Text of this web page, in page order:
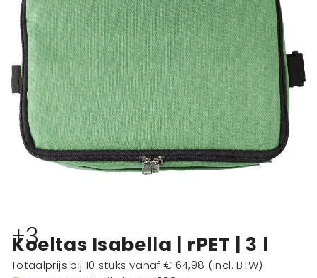
+3
Koeltas Isabella | rPET | 3 l
Totaalprijs bij 10 stuks vanaf € 64,98 (incl. BTW)